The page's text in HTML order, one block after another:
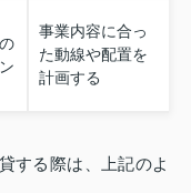
事業内容に合っ
た動線や配置を
計画する
する際は、上記のよ